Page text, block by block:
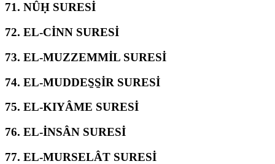
71. NÛḤ SURESİ
72. EL-CİNN SURESİ
73. EL-MUZZEMMİL SURESİ
74. EL-MUDDES̱S̱İR SURESİ
75. EL-KIYÂME SURESİ
76. EL-İNSÂN SURESİ
77. EL-MURSELÂT SURESİ